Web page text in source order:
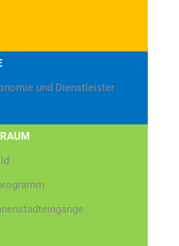
und Dienstleister